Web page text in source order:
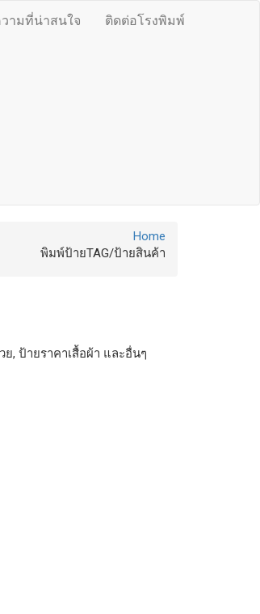
ามที่น่าสนใจ ติดต่อโรงพิมพ์
Home
พิมพ์ป้ายTAG/ป้ายสินค้า
, ป้ายราคาเสื้อผ้า และอื่นๆ